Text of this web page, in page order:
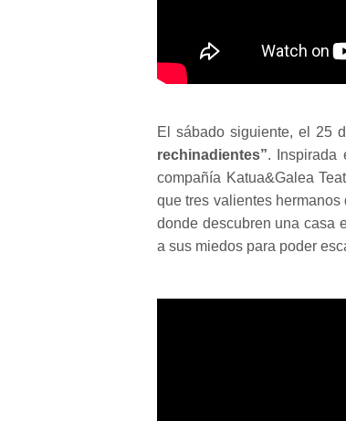
El sábado siguiente, el 25
rechinadientes”. Inspirada
compañía Katua&Galea
que tres valientes
donde descubren una casa
a sus miedos para poder